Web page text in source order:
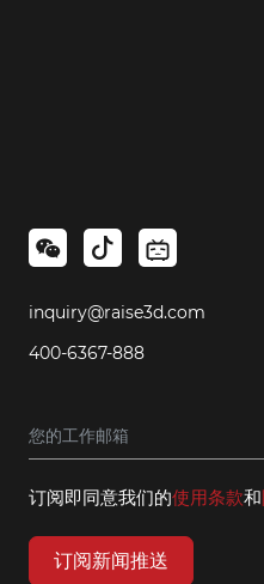
inquiry@raise3d.com
400-6367-888
订阅即同意我们的使用条款和
订阅新闻推送